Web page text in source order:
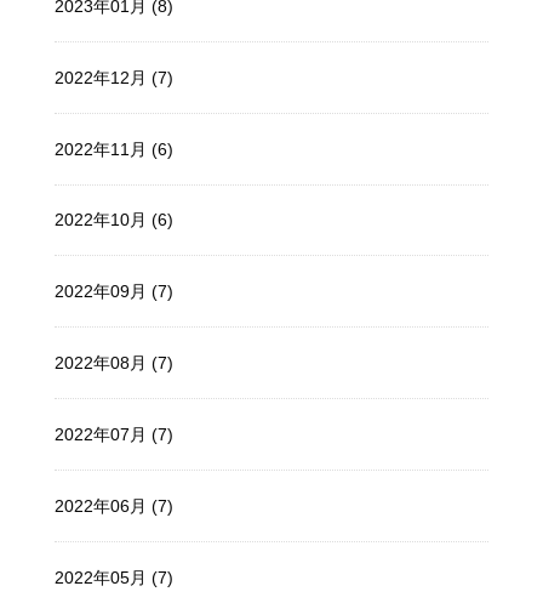
2023年01月 (8)
2022年12月 (7)
2022年11月 (6)
2022年10月 (6)
2022年09月 (7)
2022年08月 (7)
2022年07月 (7)
2022年06月 (7)
2022年05月 (7)